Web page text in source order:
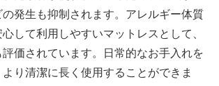
の発生も抑制されます。アレルギー体質
して利用しやすいマットレスとして、
価されています。日常的なお手入れを
り清潔に長く使用することができま